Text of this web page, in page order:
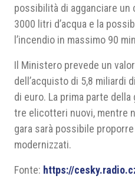
possibilità di agganciare
3000 litri d’acqua e la
l’incendio in massimo 90
Il Ministero prevede un
dell’acquisto di 5,8 miliardi
di euro. La prima parte della
tre elicotteri nuovi, mentre
gara sarà possibile
modernizzati.
Fonte: https://